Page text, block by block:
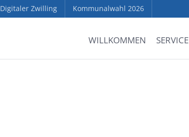
Digitaler Zwilling Kommunalwahl 2026
WILLKOMMEN SERVICE